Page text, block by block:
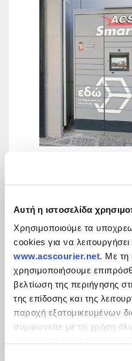
Αυτή η ιστοσελίδα
Χρησιμοποιούμε τα
cookies για να
www.acscourier.net. Με τη
χρησιμοποιήσουμε
βελτίωση της περιήγησης
της επίδοσης και της
παροχή εξατομικευμένων
συμφωνείτε με τη χρήση